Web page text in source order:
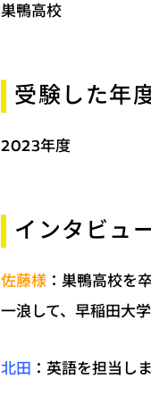
巣鴨高校
受験した年
2023年度
インタビュ
佐藤様：巣鴨高校を
一浪して、早稲田大
北田 ：英語を担当し